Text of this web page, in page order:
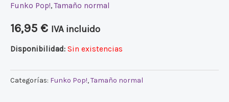
Funko Pop!,Tamaño normal
16,95 € IVA incluido
Disponibilidad: Sin existencias
Categorías: Funko Pop!,Tamaño normal